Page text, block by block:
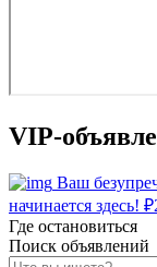
VIP-
Ваш
начинается здесь! ₽
Где остановиться
Поиск объявлений